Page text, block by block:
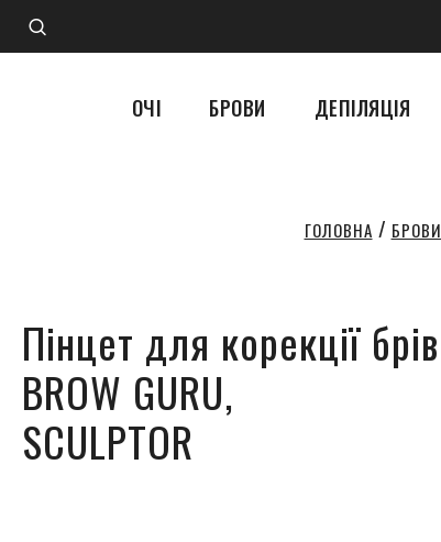
ОЧІ БРОВИ ДЕПІЛЯЦІЯ
ГОЛОВНА БРОВИ
Пінцет для корекції брів
BROW GURU,
SCULPTOR